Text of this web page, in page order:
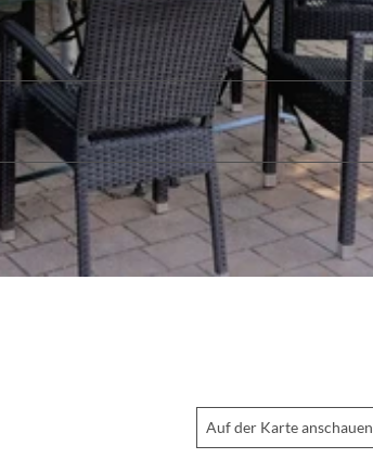
Auf der Karte anschauen